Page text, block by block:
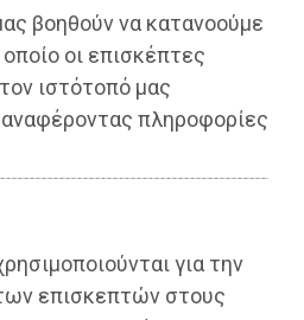
βοηθούν να κατανοούμε
οι επισκέπτες
ιστότοπό μας
πληροφορίες
για την
επισκεπτών στους
Δωρεάν
βραδιές στο
Πεδίον του Άρεως